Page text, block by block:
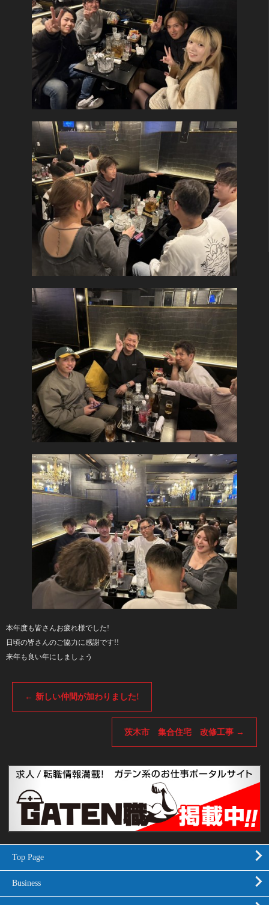
本年度も皆さんお疲れ様でした!
日頃の皆さんのご協力に感謝です!!
来年も良い年にしましょう
← 新しい仲間が加わりました!
茨木市 集合住宅 改修工事 →
Top Page
Business